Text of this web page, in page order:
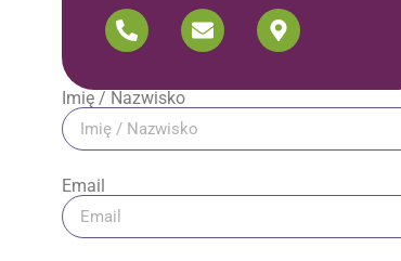
Imię / Nazwisko
Email